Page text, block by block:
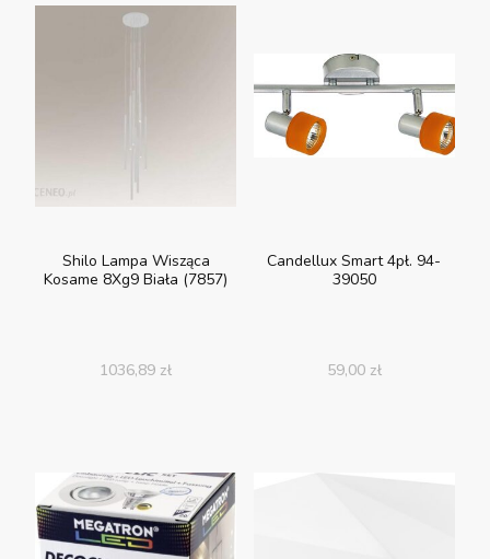
Shilo Lampa Wisząca
Kosame 8Xg9 Biała (7857)
1036,89 zł
Candellux Smart 4pł. 94-
39050
59,00 zł